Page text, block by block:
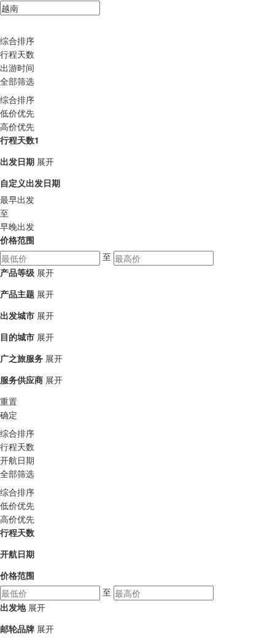
综合排序
行程天数
出游时间
全部筛选
综合排序
低价优先
高价优先
行程天数1
出发日期 展开
自定义出发日期
最早出发
至
早晚出发
价格范围
至
产品等级 展开
产品主题 展开
出发城市 展开
目的城市 展开
广之旅服务 展开
服务供应商 展开
重置
确定
综合排序
行程天数
开航日期
全部筛选
综合排序
低价优先
高价优先
行程天数
开航日期
价格范围
至
出发地 展开
邮轮品牌 展开